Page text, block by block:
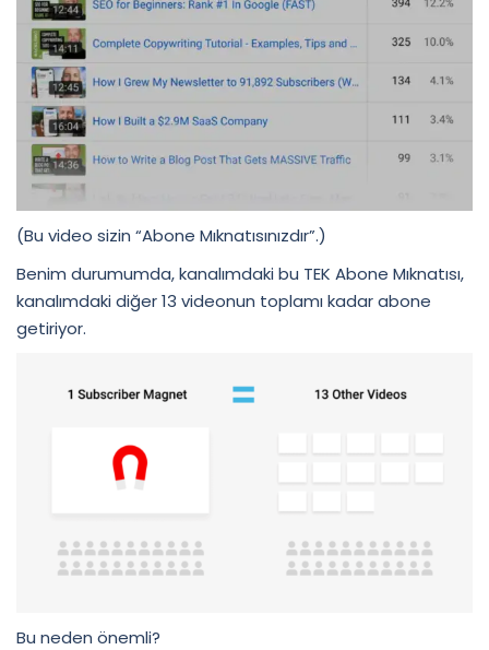
(Bu video sizin “Abone Mıknatısınızdır”.)
Benim durumumda, kanalımdaki bu TEK Abone Mıknatısı,
kanalımdaki diğer 13 videonun toplamı kadar abone
getiriyor.
Bu neden önemli?